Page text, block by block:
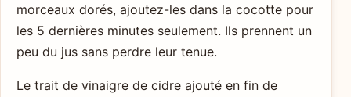
morceaux dorés, ajoutez-les dans la cocotte pour
les 5 dernières minutes seulement. Ils prennent un
peu du jus sans perdre leur tenue.
Le trait de vinaigre de cidre ajouté en fin de